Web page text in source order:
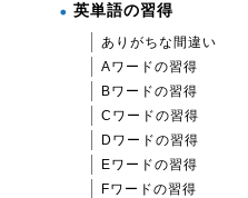
英単語の習得
ありがちな間違い
Aワードの習得
Bワードの習得
Cワードの習得
Dワードの習得
Eワードの習得
Fワードの習得